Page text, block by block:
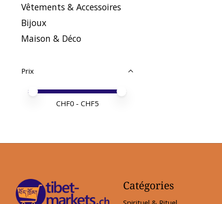
Vêtements & Accessoires
Bijoux
Maison & Déco
Prix
Prix minimum
Price maximum value
CHF0 - CHF5
Catégories